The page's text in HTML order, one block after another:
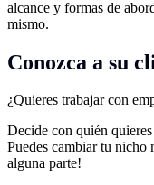
alcance y formas de
mismo.
Conozca a su
¿Quieres trabajar con
Decide con quién
Puedes cambiar tu nicho
alguna parte!